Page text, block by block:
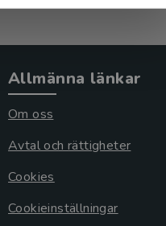
Allmänna länkar
Om oss
Avtal och rättigheter
Cookies
Cookieinställningar